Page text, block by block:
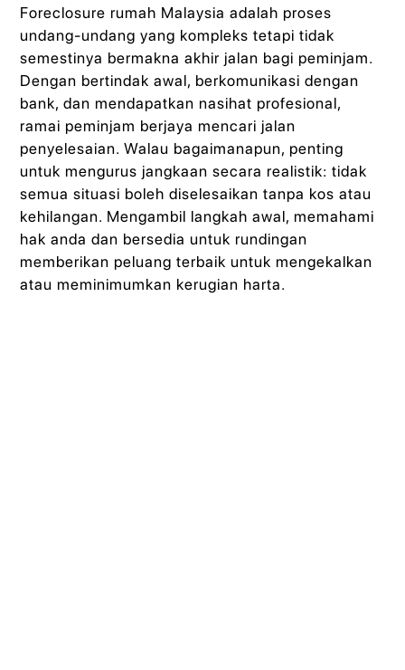
Foreclosure rumah Malaysia adalah proses
undang‑undang yang kompleks tetapi tidak
semestinya bermakna akhir jalan bagi peminjam.
Dengan bertindak awal, berkomunikasi dengan
bank, dan mendapatkan nasihat profesional,
ramai peminjam berjaya mencari jalan
penyelesaian. Walau bagaimanapun, penting
untuk mengurus jangkaan secara realistik: tidak
semua situasi boleh diselesaikan tanpa kos atau
kehilangan. Mengambil langkah awal, memahami
hak anda dan bersedia untuk rundingan
memberikan peluang terbaik untuk mengekalkan
atau meminimumkan kerugian harta.